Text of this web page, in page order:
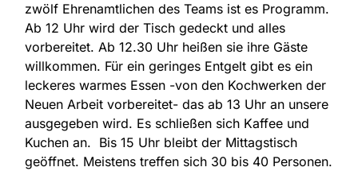
zwölf Ehrenamtlichen des Teams ist es Programm.
Ab 12 Uhr wird der Tisch gedeckt und alles
vorbereitet. Ab 12.30 Uhr heißen sie ihre Gäste
willkommen. Für ein geringes Entgelt gibt es ein
leckeres warmes Essen -von den Kochwerken der
Neuen Arbeit vorbereitet- das ab 13 Uhr an unsere
ausgegeben wird. Es schließen sich Kaffee und
Kuchen an. Bis 15 Uhr bleibt der Mittagstisch
geöffnet. Meistens treffen sich 30 bis 40 Personen.